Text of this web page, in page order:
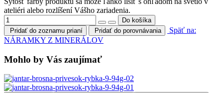
ateliéri alebo rozlíšení Vášho zariadenia.
Pridať do zoznamu prianí Pridať do porovnávania
Späť na:
NÁRAMKY Z MINERÁLOV
Mohlo by Vás zaujímať